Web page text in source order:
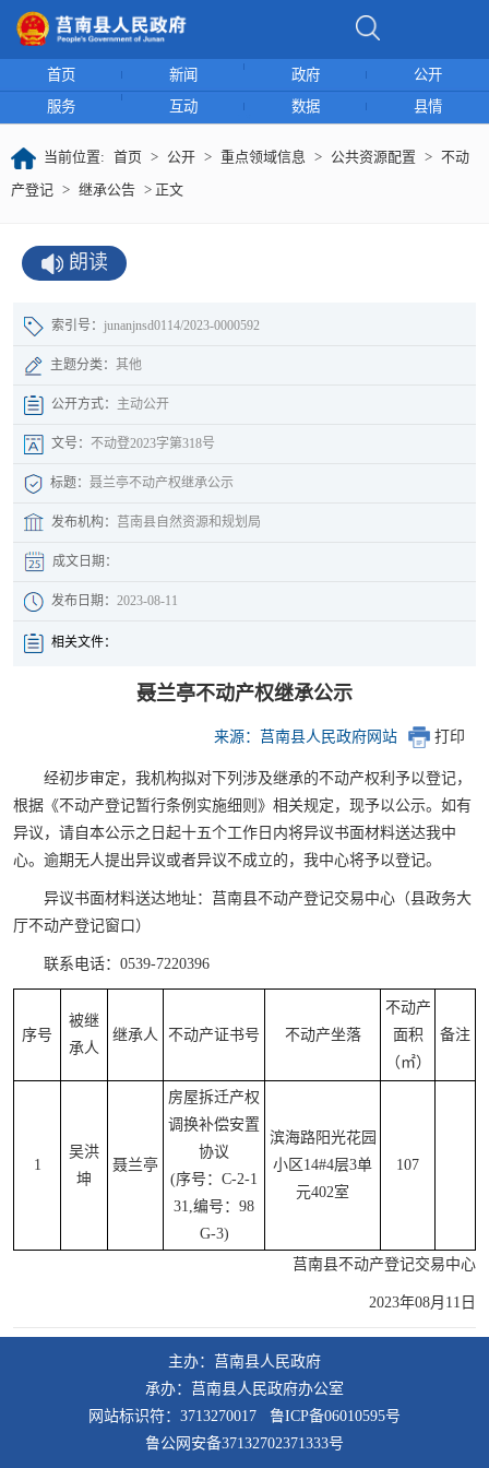
首页 新闻 政府
公开
服务
互动 数据 县情
当前位置: 首页 > 公开 > 重点领域信息 > 公共资源配置 > 不动
产登记 > 继承公告 > 正文
朗读
索引号： junanjnsd0114/2023-0000592
主题分类： 其他
公开方式： 主动公开
文号： 不动登2023字第318号
标题： 聂兰亭不动产权继承公示
发布机构： 莒南县自然资源和规划局
成文日期：
发布日期： 2023-08-11
相关文件：
聂兰亭不动产权继承公示
来源：莒南县人民政府网站 打印
经初步审定，我机构拟对下列涉及继承的不动产权利予以登记，
根据《不动产登记暂行条例实施细则》相关规定，现予以公示。如有
异议，请自本公示之日起十五个工作日内将异议书面材料送达我中
心。逾期无人提出异议或者异议不成立的，我中心将予以登记。
异议书面材料送达地址：莒南县不动产登记交易中心（县政务大
厅不动产登记窗口）
联系电话：0539-7220396
序号
被继
承人
继承人 不动产证书号 不动产坐落
不动产
面积
（㎡）
备注
1
吴洪
坤
聂兰亭
房屋拆迁产权
调换补偿安置
协议
(序号：C-2-1
31,编号：98
G-3)
滨海路阳光花园
小区14#4层3单
元402室
107
莒南县不动产登记交易中心
2023年08月11日
主办：莒南县人民政府
承办：莒南县人民政府办公室
网站标识符：3713270017 鲁ICP备06010595号
鲁公网安备37132702371333号